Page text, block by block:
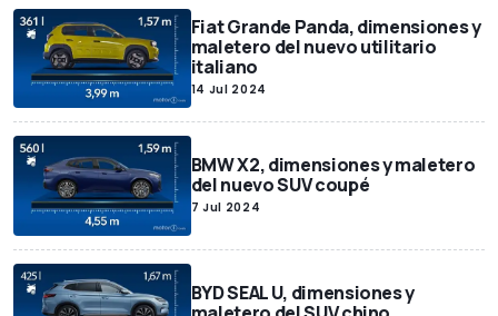
Fiat Grande Panda, dimensiones y
maletero del nuevo utilitario
italiano
14 Jul 2024
BMW X2, dimensiones y maletero
del nuevo SUV coupé
7 Jul 2024
BYD SEAL U, dimensiones y